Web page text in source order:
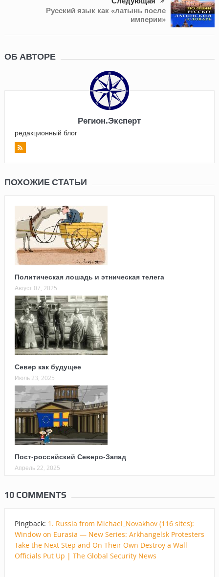
Русский язык как «латынь после
империи»
ОБ АВТОРЕ
Регион.Эксперт
редакционный блог
ПОХОЖИЕ СТАТЬИ
Политическая лошадь и этническая телега
Август 07, 2025
Север как будущее
Июль 23, 2025
Пост-российский Северо-Запад
Апрель 22, 2025
10 COMMENTS
Pingback: 1. Russia from Michael_Novakhov (116 sites):
Window on Eurasia — New Series: Arkhangelsk Protesters
Take the Next Step and On Their Own Destroy a Wall
Officials Put Up | The Global Security News